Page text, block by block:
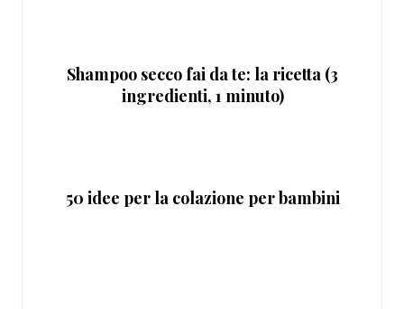
Shampoo secco fai da te: la ricetta (3
ingredienti, 1 minuto)
50 idee per la colazione per bambini